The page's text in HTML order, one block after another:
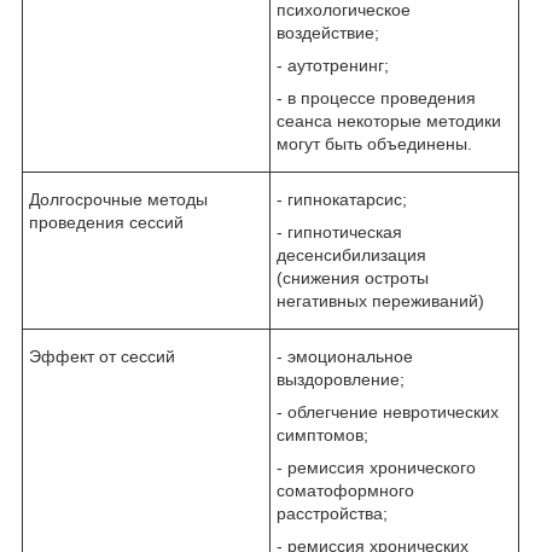
психологическое
воздействие;
- аутотренинг;
- в процессе проведения
сеанса некоторые методики
могут быть объединены.
Долгосрочные методы
проведения сессий
- гипнокатарсис;
- гипнотическая
десенсибилизация
(снижения остроты
негативных переживаний)
Эффект от сессий
- эмоциональное
выздоровление;
- облегчение невротических
симптомов;
- ремиссия хронического
соматоформного
расстройства;
- ремиссия хронических